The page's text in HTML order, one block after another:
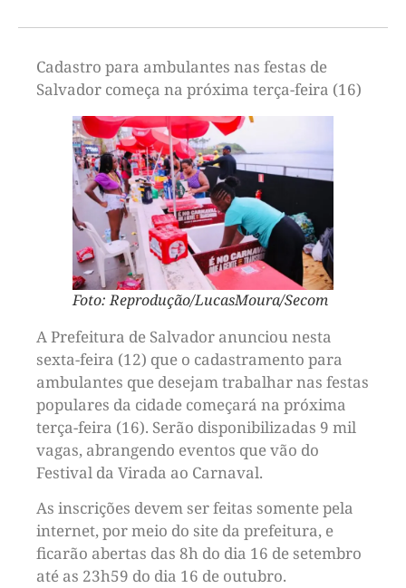
Cadastro para ambulantes nas festas de
Salvador começa na próxima terça-feira (16)
Foto: Reprodução/LucasMoura/Secom
A Prefeitura de Salvador anunciou nesta
sexta-feira (12) que o cadastramento para
ambulantes que desejam trabalhar nas festas
populares da cidade começará na próxima
terça-feira (16). Serão disponibilizadas 9 mil
vagas, abrangendo eventos que vão do
Festival da Virada ao Carnaval.
As inscrições devem ser feitas somente pela
internet, por meio do site da prefeitura, e
ficarão abertas das 8h do dia 16 de setembro
até as 23h59 do dia 16 de outubro.